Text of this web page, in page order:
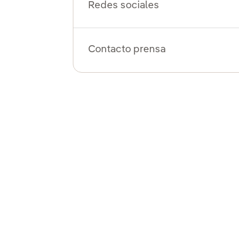
Redes sociales
Contacto prensa